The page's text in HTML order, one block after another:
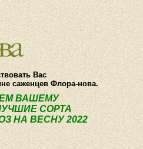
О компании Как купить
Вас
саженцев Флора-нова.
ВАШЕМУ
СОРТА
НА ВЕСНУ 2022